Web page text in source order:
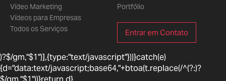
Vídeo Marketing
Vídeos para Empresas
Todos os Serviços
Portfólio
Entrar em Contato
)?$/gm,"$1")],{type:"text/javascript"}))}catch(e)
{d="data:text/javascript;base64,"+btoa(t.replace(/^(?:)?